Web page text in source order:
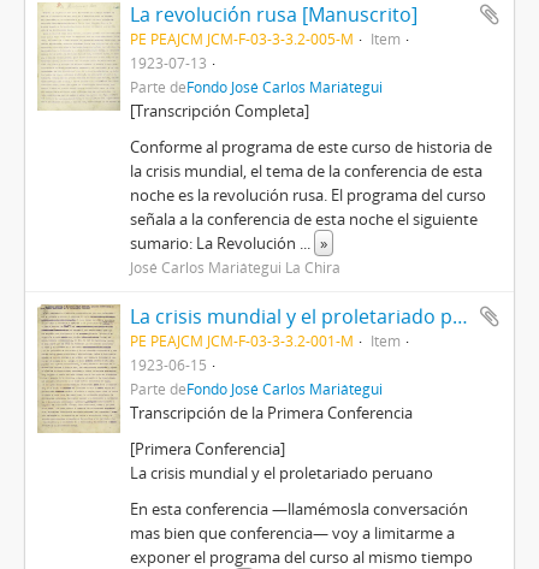
La revolución rusa [Manuscrito]
PE PEAJCM JCM-F-03-3-3.2-005-M
Item
1923-07-13
Parte deFondo José Carlos Mariátegui
[Transcripción Completa]
Conforme al programa de este curso de historia de
la crisis mundial, el tema de la conferencia de esta
noche es la revolución rusa. El programa del curso
señala a la conferencia de esta noche el siguiente
sumario: La Revolución ... »
José Carlos Mariátegui La Chira
La crisis mundial y el proletariado peruano [Manuscrito]
PE PEAJCM JCM-F-03-3-3.2-001-M
Item
1923-06-15
Parte deFondo José Carlos Mariátegui
Transcripción de la Primera Conferencia
[Primera Conferencia]
La crisis mundial y el proletariado peruano
En esta conferencia —llamémosla conversación
mas bien que conferencia— voy a limitarme a
exponer el programa del curso al mismo tiempo